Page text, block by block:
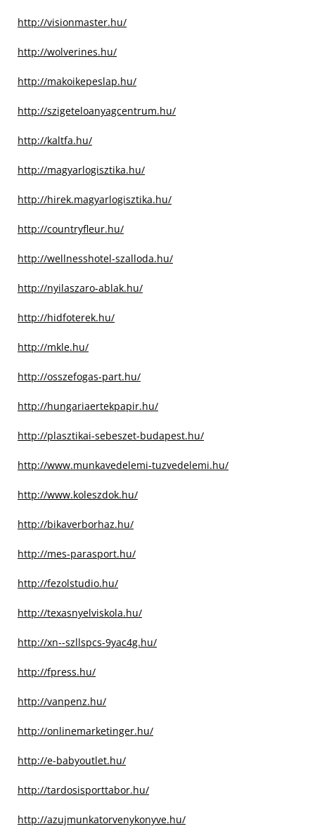
http://visionmaster.hu/
http://wolverines.hu/
http://makoikepeslap.hu/
http://szigeteloanyagcentrum.hu/
http://kaltfa.hu/
http://magyarlogisztika.hu/
http://hirek.magyarlogisztika.hu/
http://countryfleur.hu/
http://wellnesshotel-szalloda.hu/
http://nyilaszaro-ablak.hu/
http://hidfoterek.hu/
http://mkle.hu/
http://osszefogas-part.hu/
http://hungariaertekpapir.hu/
http://plasztikai-sebeszet-budapest.hu/
http://www.munkavedelemi-tuzvedelemi.hu/
http://www.koleszdok.hu/
http://bikaverborhaz.hu/
http://mes-parasport.hu/
http://fezolstudio.hu/
http://texasnyelviskola.hu/
http://xn--szllspcs-9yac4g.hu/
http://fpress.hu/
http://vanpenz.hu/
http://onlinemarketinger.hu/
http://e-babyoutlet.hu/
http://tardosisporttabor.hu/
http://azujmunkatorvenykonyve.hu/